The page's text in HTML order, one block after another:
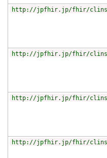
http://jpfhir.jp/fhir/clins/
http://jpfhir.jp/fhir/clins/
http://jpfhir.jp/fhir/clins/
http://jpfhir.jp/fhir/clins/